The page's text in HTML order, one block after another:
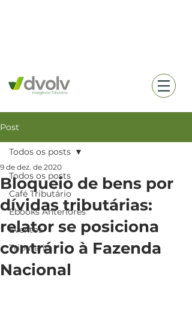
Post
Todos os posts
Café Tributário
Ebooks Anteriores
Eventos
Tributario
Todos os posts
Bloqueio de bens por
dívidas tributárias:
relator se posiciona
contrário à Fazenda
Nacional
9 de dez. de 2020